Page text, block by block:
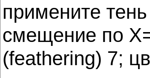
примените
смещение по
(feathering) 7;